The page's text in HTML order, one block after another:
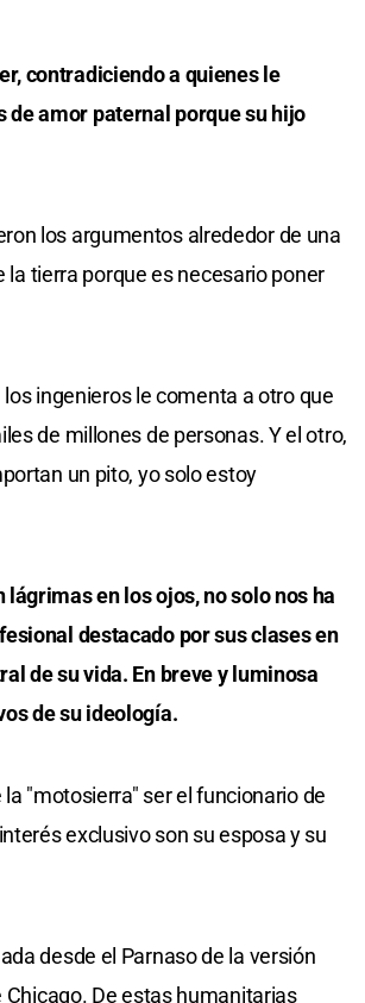
contradiciendo a quienes le
de amor paternal porque su hijo
los argumentos alrededor de una
la tierra porque es necesario poner
ingenieros le comenta a otro que
de millones de personas. Y el otro,
un pito, yo solo estoy
en los ojos, no solo nos ha
destacado por sus clases en
de su vida. En breve y luminosa
de su ideología.
"motosierra" ser el funcionario de
exclusivo son su esposa y su
desde el Parnaso de la versión
Chicago. De estas humanitarias